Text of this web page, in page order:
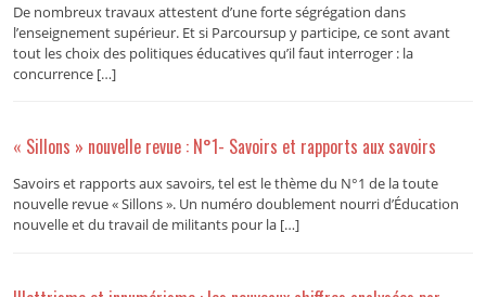
De nombreux travaux attestent d’une forte ségrégation dans
l’enseignement supérieur. Et si Parcoursup y participe, ce sont avant
tout les choix des politiques éducatives qu’il faut interroger : la
concurrence […]
« Sillons » nouvelle revue : N°1- Savoirs et rapports aux savoirs
Savoirs et rapports aux savoirs, tel est le thème du N°1 de la toute
nouvelle revue « Sillons ». Un numéro doublement nourri d’Éducation
nouvelle et du travail de militants pour la […]